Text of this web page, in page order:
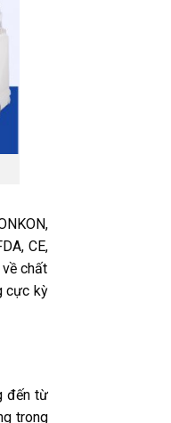
CE,
chất
cực kỳ
đến từ
trong